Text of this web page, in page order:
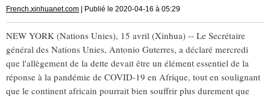
French.xinhuanet.com | Publié le 2020-04-16 à 05:29
NEW YORK (Nations Unies), 15 avril (Xinhua) -- Le Secrétaire
général des Nations Unies, Antonio Guterres, a déclaré mercredi
que l'allègement de la dette devait être un élément essentiel de la
réponse à la pandémie de COVID-19 en Afrique, tout en soulignant
que le continent africain pourrait bien souffrir plus durement que